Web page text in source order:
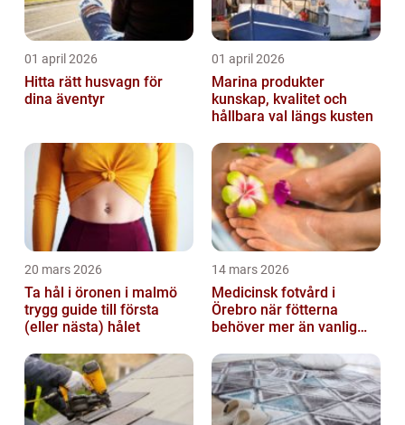
01 april 2026
Hitta rätt husvagn för
dina äventyr
01 april 2026
Marina produkter
kunskap, kvalitet och
hållbara val längs kusten
20 mars 2026
Ta hål i öronen i malmö
trygg guide till första
(eller nästa) hålet
14 mars 2026
Medicinsk fotvård i
Örebro när fötterna
behöver mer än vanlig